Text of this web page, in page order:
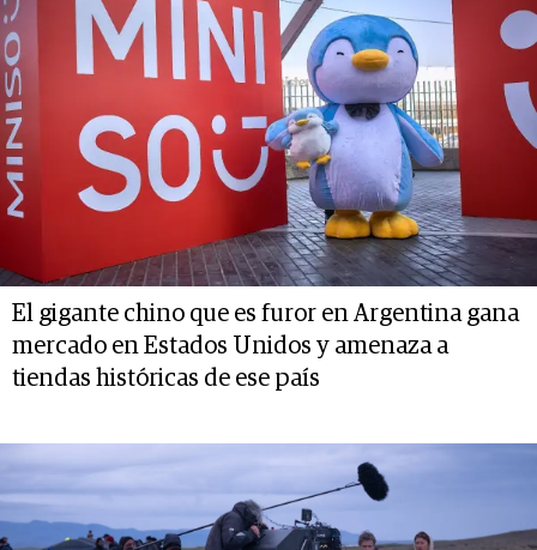
El gigante chino que es furor en Argentina gana
mercado en Estados Unidos y amenaza a
tiendas históricas de ese país